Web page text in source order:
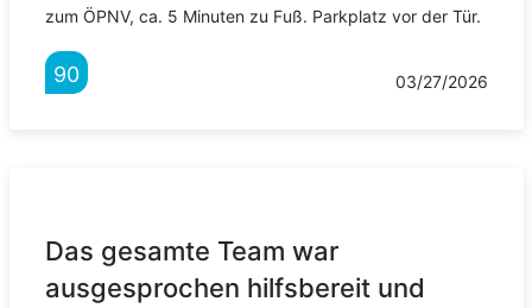
zum ÖPNV, ca. 5 Minuten zu Fuß. Parkplatz vor der Tür.
90 03/27/2026
Das gesamte Team war
ausgesprochen hilfsbereit und